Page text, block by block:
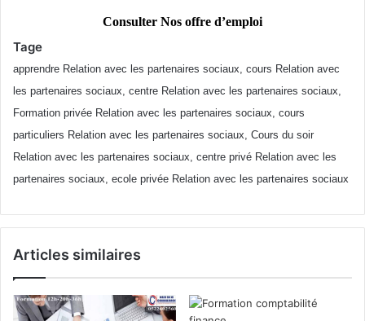
Consulter Nos offre d’emploi
Tage
apprendre Relation avec les partenaires sociaux, cours Relation avec
les partenaires sociaux, centre Relation avec les partenaires sociaux,
Formation privée Relation avec les partenaires sociaux, cours
particuliers Relation avec les partenaires sociaux, Cours du soir
Relation avec les partenaires sociaux, centre privé Relation avec les
partenaires sociaux, ecole privée Relation avec les partenaires sociaux
Articles similaires